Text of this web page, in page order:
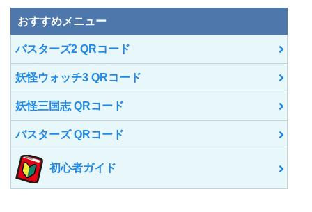
索
おすすめメニュー
バスターズ2 QRコード
妖怪ウォッチ3 QRコード
妖怪三国志 QRコード
バスターズ QRコード
初心者ガイド